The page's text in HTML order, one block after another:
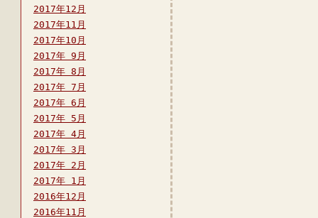
2017年12月
2017年11月
2017年10月
2017年 9月
2017年 8月
2017年 7月
2017年 6月
2017年 5月
2017年 4月
2017年 3月
2017年 2月
2017年 1月
2016年12月
2016年11月